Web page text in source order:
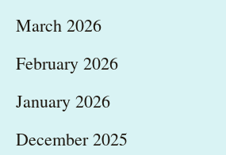
March 2026
February 2026
January 2026
December 2025